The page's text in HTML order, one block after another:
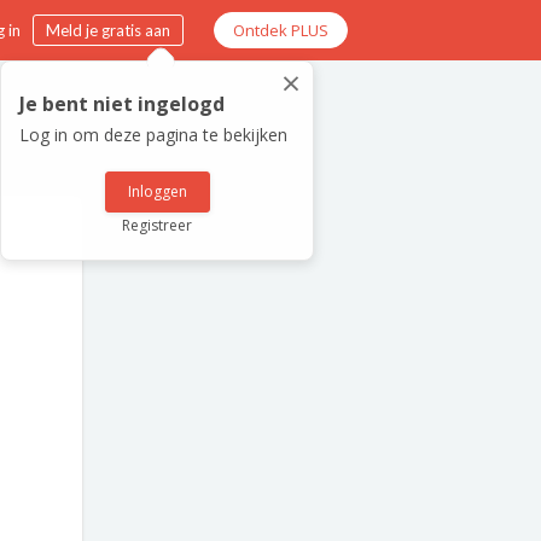
in Meld je gratis aan Ontdek PLUS
×
Je bent niet ingelogd
Log in om deze pagina te bekijken
Inloggen
Registreer